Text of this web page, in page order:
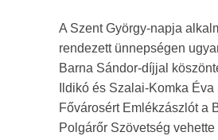
A Szent György-napja
rendezett ünnepségen
Barna Sándor-díjjal
Ildikó és Szalai-Komka Éva
Fővárosért Emlékzászlót a
Polgárőr Szövetség vehette